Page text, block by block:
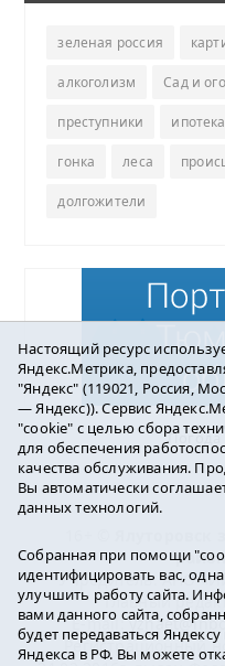
зеленая россия
алкоголизм Сад и
преступники ипотека
гонка леса
долгожители
Погода
Учредитель: АНО
Главный
E-mail:
Регистрационный
Настоящий ресурс
Яндекс.Метрика,
"Яндекс" (119021, Россия,
— Яндекс)). Сервис
"cookie" с целью сбора
для обеспечения
качества обслуживания.
Вы автоматически
данных технологий.
Собранная при помощи
идентифицировать вас,
улучшить работу сайта.
вами данного сайта,
будет передаваться
Яндекса в РФ. Вы можете